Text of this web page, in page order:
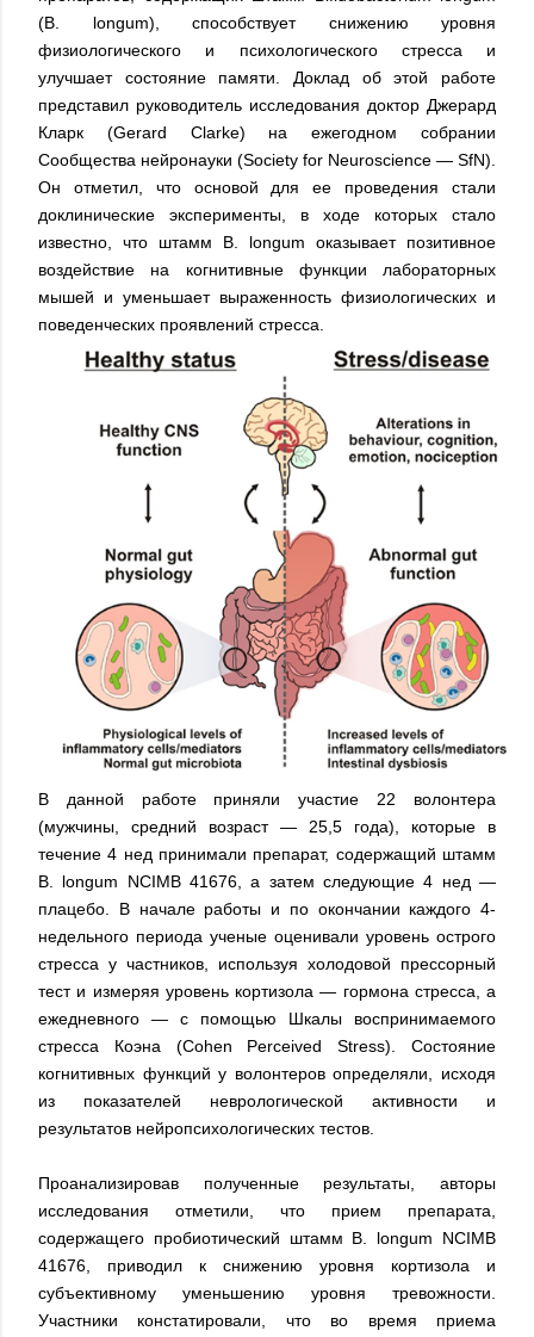
(B. longum), способствует снижению уровня
физиологического и психологического стресса и
улучшает состояние памяти. Доклад об этой работе
представил руководитель исследования доктор Джерард
Кларк (Gerard Clarke) на ежегодном собрании
Сообщества нейронауки (Society for Neuroscience — SfN).
Он отметил, что основой для ее проведения стали
доклинические эксперименты, в ходе которых стало
известно, что штамм B. longum оказывает позитивное
воздействие на когнитивные функции лабораторных
мышей и уменьшает выраженность физиологических и
поведенческих проявлений стресса.
В данной работе приняли участие 22 волонтера
(мужчины, средний возраст — 25,5 года), которые в
течение 4 нед принимали препарат, содержащий штамм
B. longum NCIMB 41676, а затем следующие 4 нед —
плацебо. В начале работы и по окончании каждого 4-
недельного периода ученые оценивали уровень острого
стресса у частников, используя холодовой прессорный
тест и измеряя уровень кортизола — гормона стресса, а
ежедневного — с помощью Шкалы воспринимаемого
стресса Коэна (Cohen Perceived Stress). Состояние
когнитивных функций у волонтеров определяли, исходя
из показателей неврологической активности и
результатов нейропсихологических тестов.
Проанализировав полученные результаты, авторы
исследования отметили, что прием препарата,
содержащего пробиотический штамм B. longum NCIMB
41676, приводил к снижению уровня кортизола и
субъективному уменьшению уровня тревожности.
Участники констатировали, что во время приема